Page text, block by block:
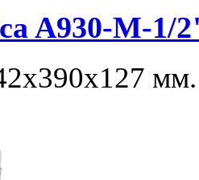
A930-M-1/
мм.